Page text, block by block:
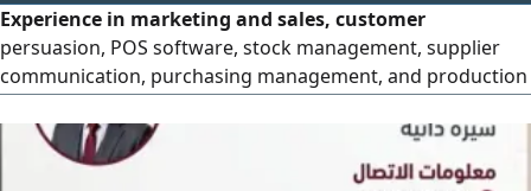
of residential and administrative projects, and
management
Experience in marketing and sales, customer
persuasion, POS software, stock management, supplier
communication, purchasing management, and production
lines